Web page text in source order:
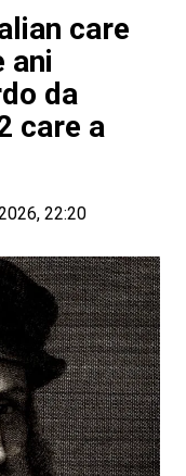
care
ani
da
care a
22:20